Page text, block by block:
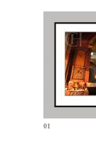
01